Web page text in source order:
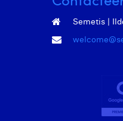
Semetis |